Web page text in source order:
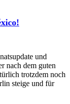
und
nach dem guten
trotzdem noch
steige und für